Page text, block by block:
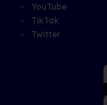
YouTube
TikTok
Twitter